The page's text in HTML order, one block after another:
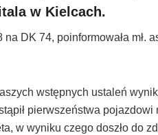
w Kielcach.
DK 74, poinformowała
wstępnych ustaleń
pierwszeństwa
w wyniku czego doszło do